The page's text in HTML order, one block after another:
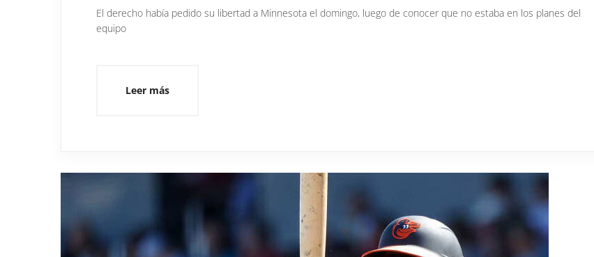
El derecho había pedido su libertad a Minnesota el domingo, luego de conocer que no estaba en los planes del
equipo
Leer más